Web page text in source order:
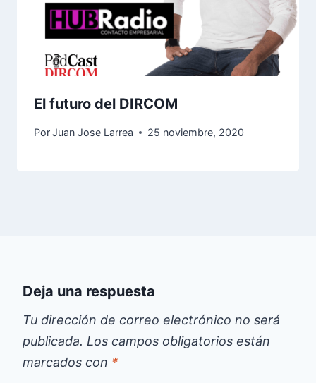
El futuro del DIRCOM
PorJuan Jose Larrea 25 noviembre, 2020
Deja una respuesta
Tu dirección de correo electrónico no será
publicada. Los campos obligatorios están
marcados con *